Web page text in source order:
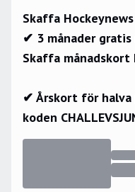
Skaffa
✔ 3 månader gratis
Skaffa månadskort
✔ Årskort för halva
koden